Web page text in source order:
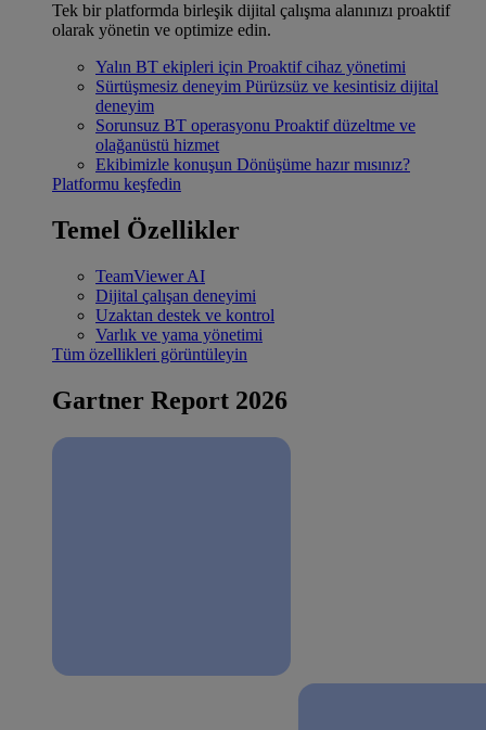
Tek bir platformda birleşik dijital çalışma alanınızı proaktif
olarak yönetin ve optimize edin.
Yalın BT ekipleri için Proaktif cihaz yönetimi
Sürtüşmesiz deneyim Pürüzsüz ve kesintisiz dijital
deneyim
Sorunsuz BT operasyonu Proaktif düzeltme ve
olağanüstü hizmet
Ekibimizle konuşun Dönüşüme hazır mısınız?
Platformu keşfedin
Temel Özellikler
TeamViewer AI
Dijital çalışan deneyimi
Uzaktan destek ve kontrol
Varlık ve yama yönetimi
Tüm özellikleri görüntüleyin
Gartner Report 2026